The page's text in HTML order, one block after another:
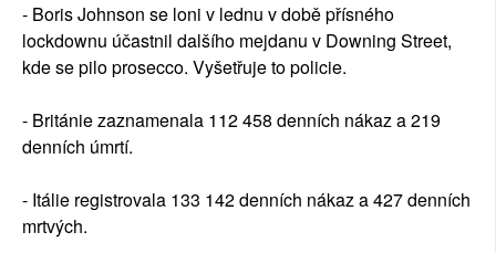
- Boris Johnson se loni v lednu v době přísného
lockdownu účastnil dalšího mejdanu v Downing Street,
kde se pilo prosecco. Vyšetřuje to policie.
- Británie zaznamenala 112 458 denních nákaz a 219
denních úmrtí.
- Itálie registrovala 133 142 denních nákaz a 427 denních
mrtvých.